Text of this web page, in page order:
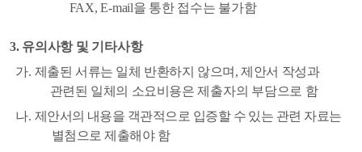
FAX, E-mail을 통한 접수는 불가함
3. 유의사항 및 기타사항
가. 제출된 서류는 일체 반환하지 않으며 ,제안서 작성과
관련된 일체의 소요비용은 제출자의 부담으 로 함
나. 제안서의 내용을 객관적으로 입증할 수 있는 관련 자료는
별첨으로 제출해야 함